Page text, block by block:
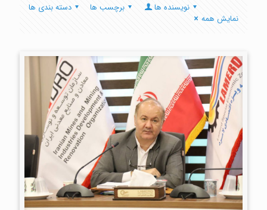
دسته بندی ها برچسب ها
نویسنده ها
نمایش همه